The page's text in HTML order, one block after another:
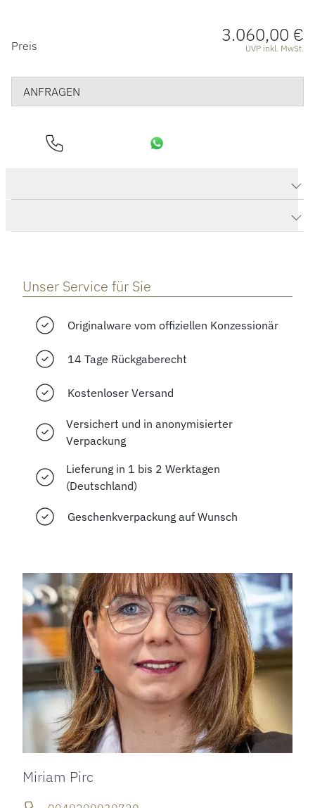
PREISINFORMATIONEN
Preis 3.060,00 €
UVP inkl. MwSt.
ANFRAGEN
Miriam Pirc
Unser Service für Sie
Originalware vom offiziellen Konzessionär
14 Tage Rückgaberecht
Kostenloser Versand
Versichert und in anonymisierter
Verpackung
Lieferung in 1 bis 2 Werktagen
(Deutschland)
Geschenkverpackung auf Wunsch